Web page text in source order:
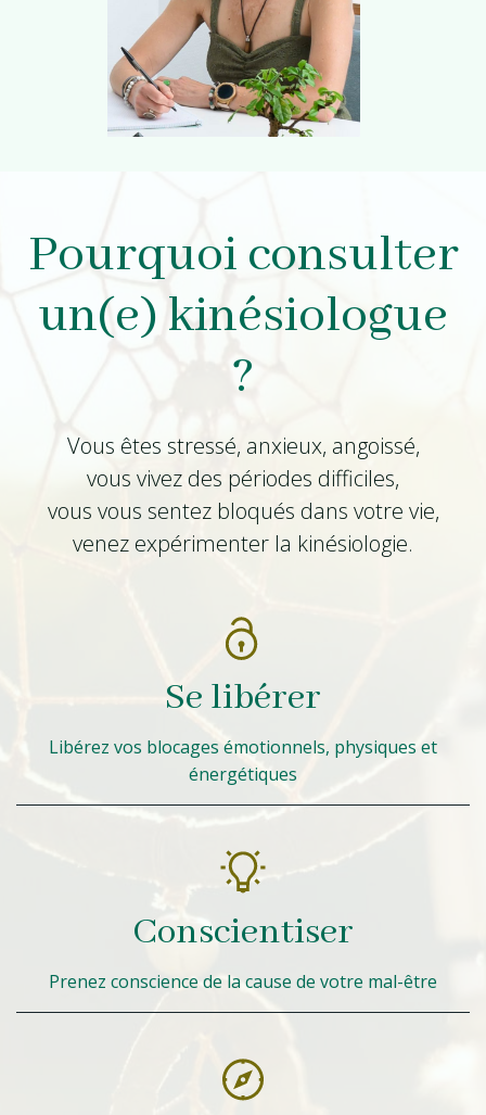
Pourquoi consulter
un(e) kinésiologue
?
Vous êtes stressé, anxieux, angoissé,
vous vivez des périodes difficiles,
vous vous sentez bloqués dans votre vie,
venez expérimenter la kinésiologie.
Se libérer
Libérez vos blocages émotionnels, physiques et
énergétiques
Conscientiser
Prenez conscience de la cause de votre mal-être